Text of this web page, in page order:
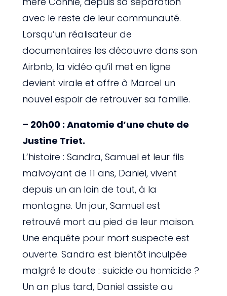
avec le reste de leur communauté.
Lorsqu’un réalisateur de
documentaires les découvre dans son
Airbnb, la vidéo qu’il met en ligne
devient virale et offre à Marcel un
nouvel espoir de retrouver sa famille.
– 20h00 : Anatomie d’une chute de
Justine Triet.
L’histoire : Sandra, Samuel et leur fils
malvoyant de 11 ans, Daniel, vivent
depuis un an loin de tout, à la
montagne. Un jour, Samuel est
retrouvé mort au pied de leur maison.
Une enquête pour mort suspecte est
ouverte. Sandra est bientôt inculpée
malgré le doute : suicide ou homicide ?
Un an plus tard, Daniel assiste au